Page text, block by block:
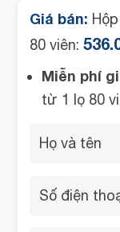
Giá bán:
80 viên:
Miễn phí
từ 1 lọ 80